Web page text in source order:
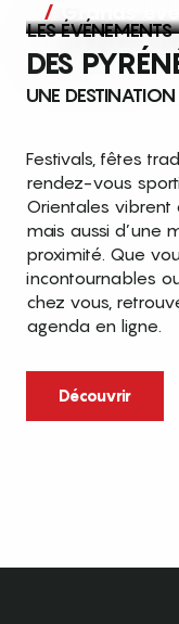
Grands
LES ÉVÉNEMENTS
DES
UNE
Festivals, fêtes
rendez-vous
Orientales
mais aussi d’une
proximité. Que
incontournables
chez vous,
agenda en ligne.
Découvrir
Top
cet été
Entre
caractère et
Pyrénées-
idéale